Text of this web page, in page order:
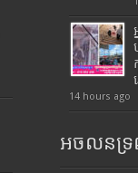
14 hours ago
អចលនទ្រ